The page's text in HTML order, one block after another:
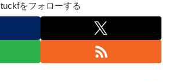
tuckfをフォローする